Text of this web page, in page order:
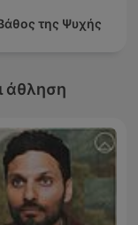
της Ψυχής
άθληση